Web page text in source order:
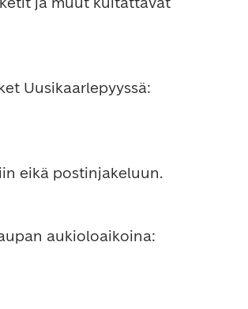
Uusikaarlepyyssä: